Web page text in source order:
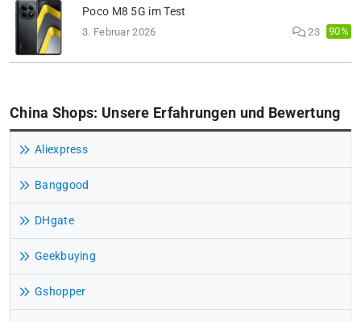
Poco M8 5G im Test
3. Februar 2026 23 90%
China Shops: Unsere Erfahrungen und Bewertung
Aliexpress
Banggood
DHgate
Geekbuying
Gshopper